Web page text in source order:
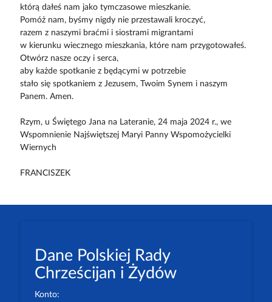
którą dałeś nam jako tymczasowe mieszkanie.
Pomóż nam, byśmy nigdy nie przestawali kroczyć,
razem z naszymi braćmi i siostrami migrantami
w kierunku wiecznego mieszkania, które nam przygotowałeś.
Otwórz nasze oczy i serca,
aby każde spotkanie z będącymi w potrzebie
stało się spotkaniem z Jezusem, Twoim Synem i naszym
Panem. Amen.
Rzym, u Świętego Jana na Lateranie, 24 maja 2024 r., we
Wspomnienie Najświętszej Maryi Panny Wspomożycielki
Wiernych
FRANCISZEK
Dane Polskiej Rady
Chrześcijan i Żydów
Konto: